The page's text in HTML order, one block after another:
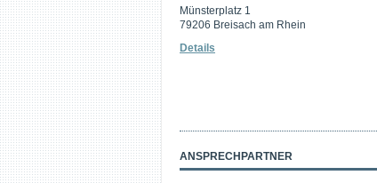
Münsterplatz 1
79206 Breisach am Rhein
Details
ANSPRECHPARTNER